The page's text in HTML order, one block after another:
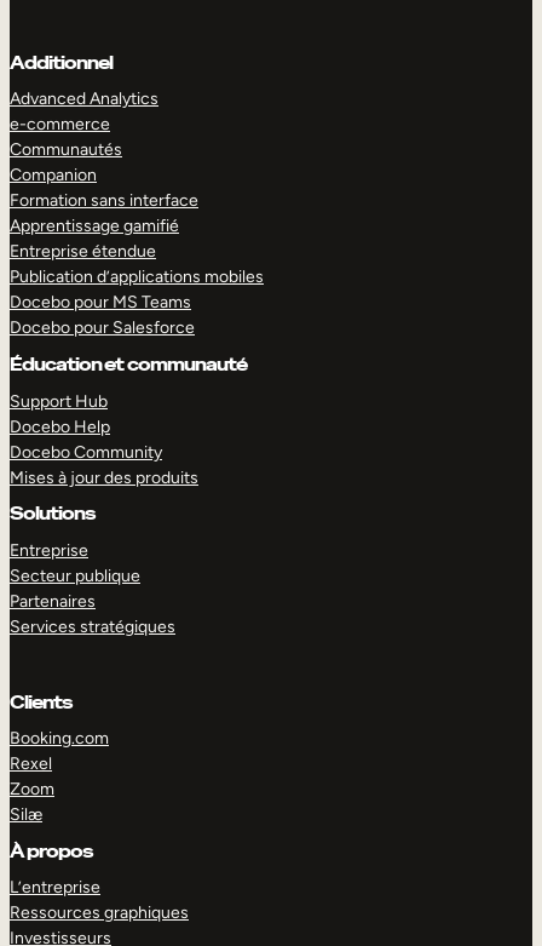
Additionnel
Advanced Analytics
e-commerce
Communautés
Companion
Formation sans interface
Apprentissage gamifié
Entreprise étendue
Publication d’applications mobiles
Docebo pour MS Teams
Docebo pour Salesforce
Éducation et communauté
Support Hub
Docebo Help
Docebo Community
Mises à jour des produits
Solutions
Entreprise
Secteur publique
Partenaires
Services stratégiques
Clients
Booking.com
Rexel
Zoom
Silæ
À propos
L’entreprise
Ressources graphiques
Investisseurs